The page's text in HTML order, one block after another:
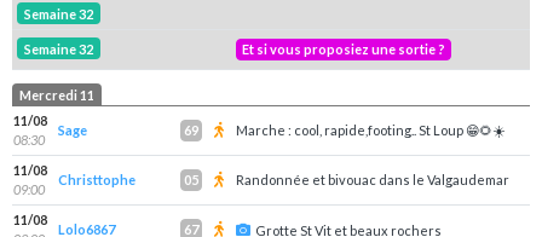
Semaine 32
Semaine 32 Et si vous proposiez une sortie ?
Mercredi 11
11/08
08:30
Sage 69 Marche : cool, rapide,footing.. St Loup 😁🌻☀️
11/08
09:00
Christtophe 05 Randonnée et bivouac dans le Valgaudemar
11/08
Lolo6867 67 Grotte St Vit et beaux rochers